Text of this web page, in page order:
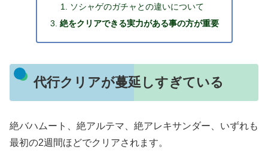
ソシャゲのガチャとの違いについて
絶をクリアできる実力がある事の方が重要
代行クリアが蔓延しすぎている
絶バハムート、絶アルテマ、絶アレキサンダー、いずれも
最初の2週間ほどでクリアされます。